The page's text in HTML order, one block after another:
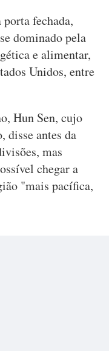
fechada,
dominado pela
e alimentar,
Unidos, entre
Hun Sen, cujo
disse antes da
mas
chegar a
"mais pacífica,